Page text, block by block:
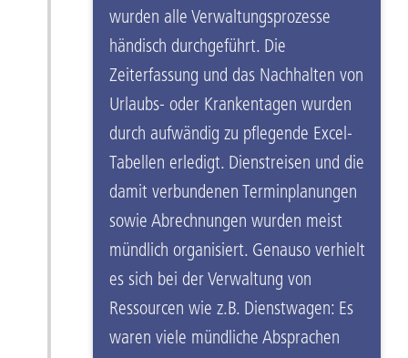
wurden alle Verwaltungsprozesse
händisch durchgeführt. Die
Zeiterfassung und das Nachhalten von
Urlaubs- oder Krankentagen wurden
durch aufwändig zu pflegende Excel-
Tabellen erledigt. Dienstreisen und die
damit verbundenen Terminplanungen
sowie Abrechnungen wurden meist
mündlich organisiert. Genauso verhielt
es sich bei der Verwaltung von
Ressourcen wie z.B. Dienstwagen: Es
waren viele mündliche Absprachen